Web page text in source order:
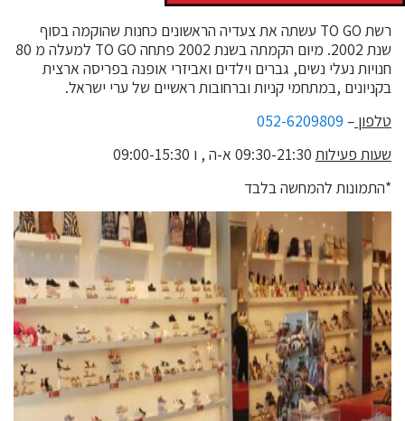
רשת TO GO עשתה את צעדיה הראשונים כחנות שהוקמה בסוף
שנת 2002. מיום הקמתה בשנת 2002 פתחה TO GO למעלה מ 80
חנויות נעלי נשים, גברים וילדים ואביזרי אופנה בפריסה ארצית
בקניונים ,במתחמי קניות וברחובות ראשיים של ערי ישראל.
טלפון –
052-6209809
שעות פעילות
*התמונות להמחשה בלבד